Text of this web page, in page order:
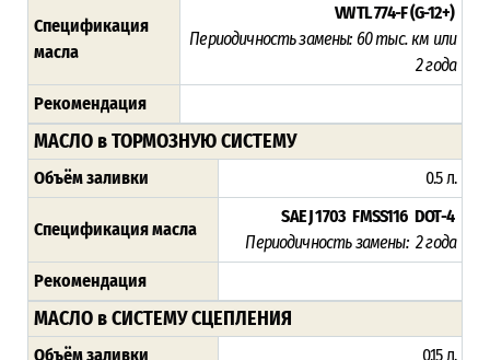
Спецификация
масла
VW TL 774-F (G-12+)
Периодичность замены: 60 тыс. км или
2 года
Рекомендация
МАСЛО в ТОРМОЗНУЮ СИСТЕМУ
Объём заливки 0.5 л.
Спецификация масла
SAE J 1703 FMSS116 DOT-4
Периодичность замены:2 года
Рекомендация
МАСЛО в СИСТЕМУ СЦЕПЛЕНИЯ
Объём заливки 0.15 л.